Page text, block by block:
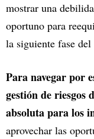
mostrar una
oportuno para
la siguiente fase
Para navegar por
gestión de riesgos
absoluta para los
aprovechar las